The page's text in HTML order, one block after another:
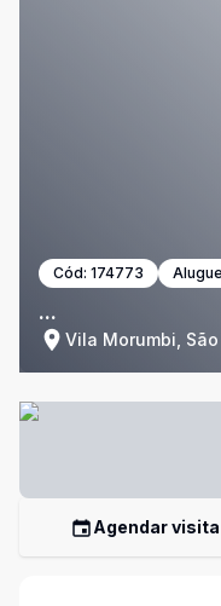
Cód: 174773
...
Vila Morumbi,
Agendar visita